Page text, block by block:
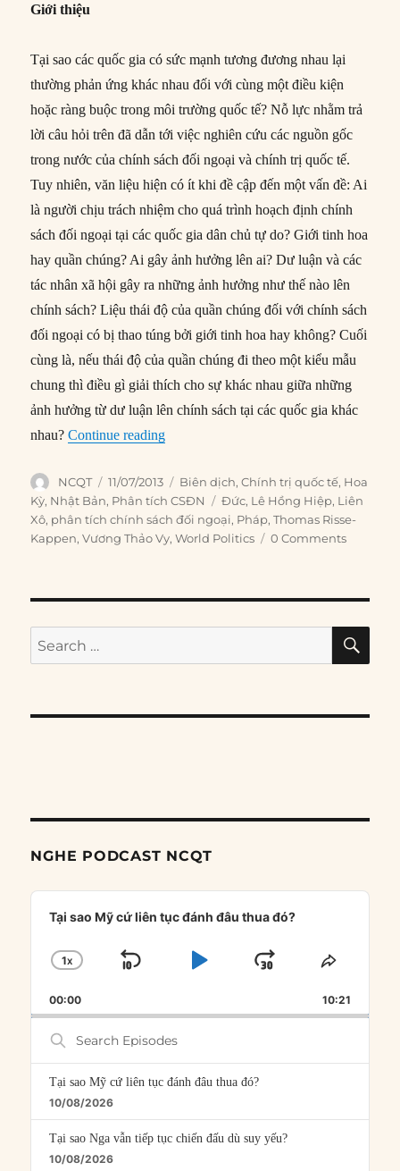
Giới thiệu
Tại sao các quốc gia có sức mạnh tương đương nhau lại
thường phản ứng khác nhau đối với cùng một điều kiện
hoặc ràng buộc trong môi trường quốc tế? Nỗ lực nhằm trả
lời câu hỏi trên đã dẫn tới việc nghiên cứu các nguồn gốc
trong nước của chính sách đối ngoại và chính trị quốc tế.
Tuy nhiên, văn liệu hiện có ít khi đề cập đến một vấn đề: Ai
là người chịu trách nhiệm cho quá trình hoạch định chính
sách đối ngoại tại các quốc gia dân chủ tự do? Giới tinh hoa
hay quần chúng? Ai gây ảnh hưởng lên ai? Dư luận và các
tác nhân xã hội gây ra những ảnh hưởng như thế nào lên
chính sách? Liệu thái độ của quần chúng đối với chính sách
đối ngoại có bị thao túng bởi giới tinh hoa hay không? Cuối
cùng là, nếu thái độ của quần chúng đi theo một kiểu mẫu
chung thì điều gì giải thích cho sự khác nhau giữa những
ảnh hưởng từ dư luận lên chính sách tại các quốc gia khác
nhau?Continue reading“#29 – Công luận, cấu trúc quốc nội và
Author
NCQT
Posted
on
11/07/2013 Categories
Biên dịch,Chính trị quốc tế, Hoa
Kỳ, Nhật Bản, Phân tích CSĐN Tags
Đức, Lê Hồng Hiệp, Liên
Xô, phân tích chính sách đối ngoại, Pháp,Thomas Risse-
Kappen,Vương Thảo Vy,World Politics 0 Comments
Search
for:
NGHE PODCAST NCQT
Audio
Player
Tại sao Mỹ cứ liên tục đánh đâu thua đó?
CHANGE
RATE
1X
SKIP
PLAYJUMP
FORWARD
SHARE
00:00 10:21
Search
Episodes
Tại sao Mỹ cứ liên tục đánh đâu thua đó?
10/08/2026
Tại sao Nga vẫn tiếp tục chiến đấu dù suy yếu?
10/08/2026